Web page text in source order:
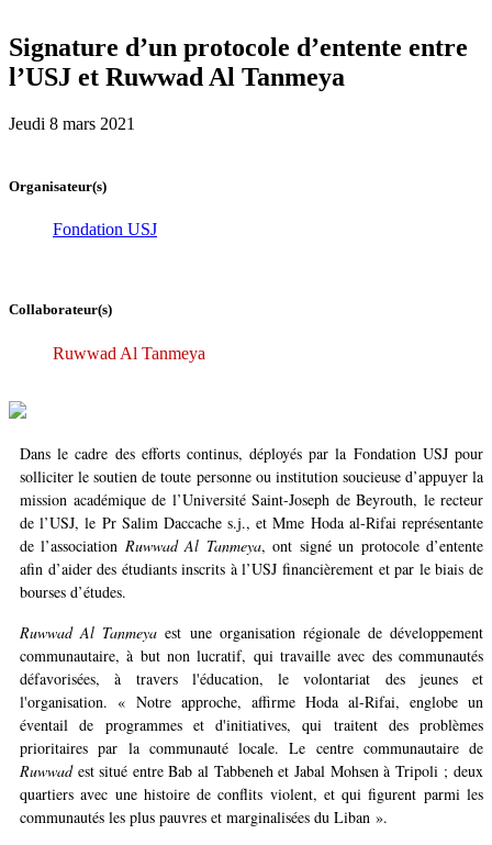
Signature d’un protocole d’entente entre
l’USJ et Ruwwad Al Tanmeya
Jeudi 8 mars 2021
Organisateur(s)
Fondation USJ
Collaborateur(s)
Ruwwad Al Tanmeya
Dans le cadre des efforts continus, déployés par la Fondation USJ pour
solliciter le soutien de toute personne ou institution soucieuse d’appuyer la
mission académique de l’Université Saint-Joseph de Beyrouth, le recteur
de l’USJ, le Pr Salim Daccache s.j., et Mme Hoda al-Rifai représentante
de l’association Ruwwad Al Tanmeya, ont signé un protocole d’entente
afin d’aider des étudiants inscrits à l’USJ financièrement et par le biais de
bourses d’études.
Ruwwad Al Tanmeya est une organisation régionale de développement
communautaire, à but non lucratif, qui travaille avec des communautés
défavorisées, à travers l'éducation, le volontariat des jeunes et
l'organisation. « Notre approche, affirme Hoda al-Rifai, englobe un
éventail de programmes et d'initiatives, qui traitent des problèmes
prioritaires par la communauté locale. Le centre communautaire de
Ruwwadest situé entre Bab al Tabbeneh et Jabal Mohsen à Tripoli ; deux
quartiers avec une histoire de conflits violent, et qui figurent parmi les
communautés les plus pauvres et marginalisées du Liban ».